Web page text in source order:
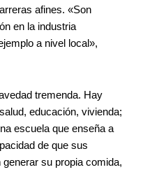
afines. «Son
en la industria
a nivel local»,
tremenda. Hay
educación, vivienda;
escuela que enseña a
de que sus
su propia comida,